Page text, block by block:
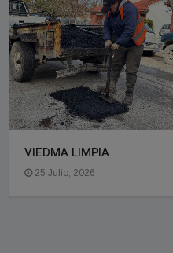
VIEDMA LIMPIA
25 Julio, 2026